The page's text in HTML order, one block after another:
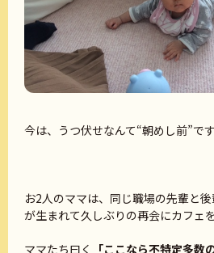
今は、うつ伏せなんて“朝めし前”で
お2人のママは、同じ職場の先輩と
が生まれて久しぶりの再会にカフェ
ママたち曰く 「ここなら不特定多数